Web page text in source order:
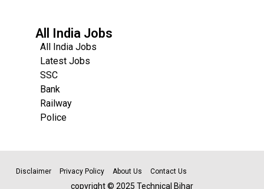
All India Jobs
All India Jobs
Latest Jobs
SSC
Bank
Railway
Police
Disclaimer Privacy Policy About Us Contact Us
copyright © 2025 Technical Bihar